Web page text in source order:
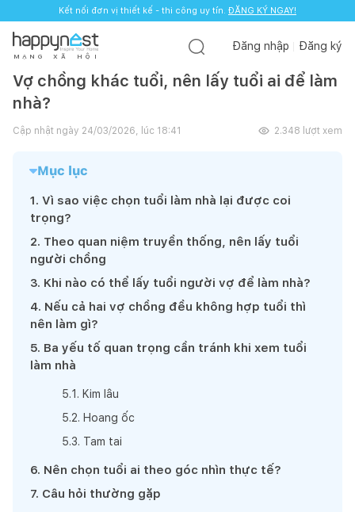
Kết nối đơn vị thiết kế - thi công uy tín. ĐĂNG KÝ NGAY!
M Ạ N G X Ã H Ộ I
Đăng nhập Đăng ký
Vợ chồng khác tuổi, nên lấy tuổi ai để làm
nhà?
Cập nhật ngày 24/03/2026, lúc 18:41 2.348 lượt xem
Mục lục
1. Vì sao việc chọn tuổi làm nhà lại được coi
trọng?
2. Theo quan niệm truyền thống, nên lấy tuổi
người chồng
3. Khi nào có thể lấy tuổi người vợ để làm nhà?
4. Nếu cả hai vợ chồng đều không hợp tuổi thì
nên làm gì?
5. Ba yếu tố quan trọng cần tránh khi xem tuổi
làm nhà
5.1 . Kim lâu
5.2. Hoang ốc
5.3. Tam tai
6. Nên chọn tuổi ai theo góc nhìn thực tế?
7. Câu hỏi thường gặp